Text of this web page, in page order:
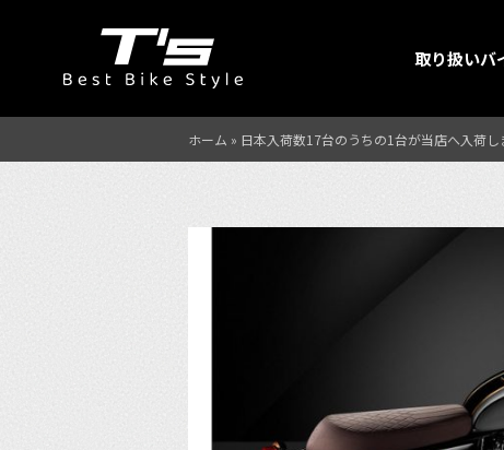
取り扱いバ
ホーム » 日本入荷数17台のうちの1台が当店へ入荷し